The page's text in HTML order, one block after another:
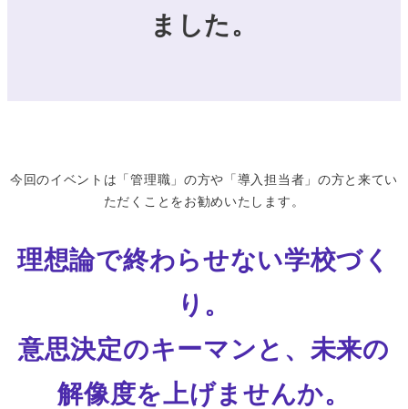
ました。
今回のイベントは「管理職」の方や「導入担当者」の方と来てい
ただくことをお勧めいたします。
理想論で終わらせない学校づく
り。
意思決定のキーマンと、未来の
解像度を上げませんか。